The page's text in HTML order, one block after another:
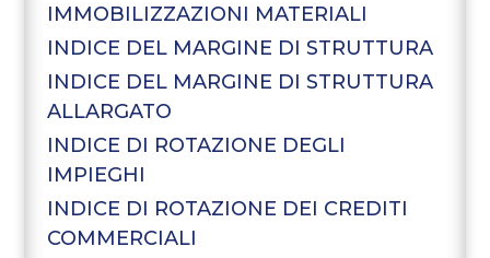
IMMOBILIZZAZIONI MATERIALI
INDICE DEL MARGINE DI STRUTTURA
INDICE DEL MARGINE DI STRUTTURA
ALLARGATO
INDICE DI ROTAZIONE DEGLI
IMPIEGHI
INDICE DI ROTAZIONE DEI CREDITI
COMMERCIALI